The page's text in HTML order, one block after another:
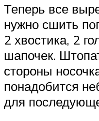
Теперь все
нужно сшить
2 хвостика, 2
шапочек.
стороны
понадобится
для